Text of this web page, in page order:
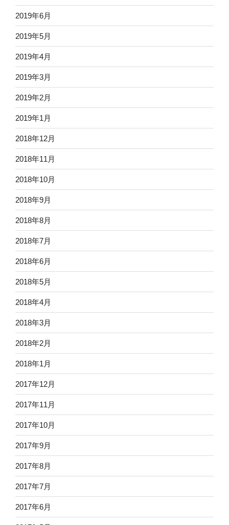
2019年6月
2019年5月
2019年4月
2019年3月
2019年2月
2019年1月
2018年12月
2018年11月
2018年10月
2018年9月
2018年8月
2018年7月
2018年6月
2018年5月
2018年4月
2018年3月
2018年2月
2018年1月
2017年12月
2017年11月
2017年10月
2017年9月
2017年8月
2017年7月
2017年6月